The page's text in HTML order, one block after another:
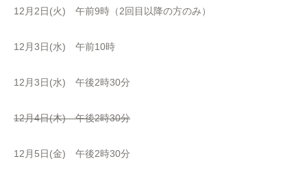
12月2日(火) 午前9時（2回目以降の方のみ）
12月3日(水) 午前10時
12月3日(水) 午後2時30分
12月4日(木) 午後2時30分
12月5日(金) 午後2時30分